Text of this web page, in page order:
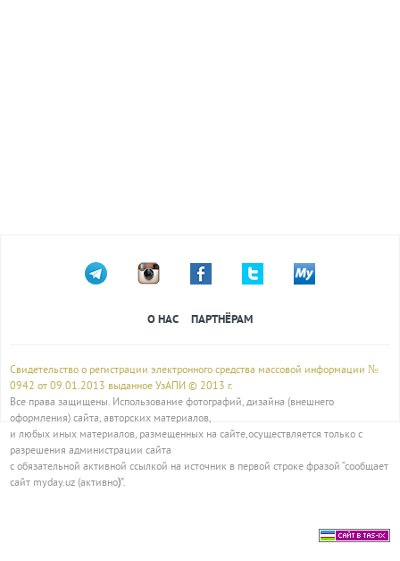
О НАС ПАРТНЁРАМ
Свидетельство о регистрации электронного средства массовой информации №
0942 от 09.01.2013 выданное УзАПИ © 2013 г.
Все права защищены. Использование фотографий, дизайна (внешнего
оформления) сайта, авторских материалов,
и любых иных материалов, размещенных на сайте,осуществляется только с
разрешения администрации сайта
с обязательной активной ссылкой на источник в первой строке фразой “сообщает
сайт myday.uz (активно)”.